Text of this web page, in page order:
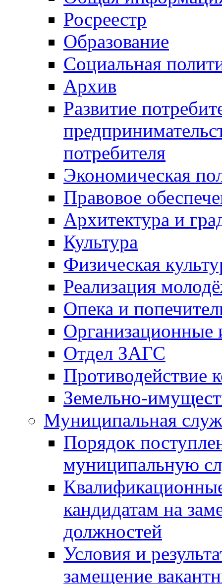
Росреестр
Образование
Социальная
Архив
Развитие
потребителя
Экономическая
Правовое
Архитектура и
Культура
Физическая
Реализация
Опека и
Отдел ЗАГС
Противодействие
Земельно-
Муниципальная
Порядок
муниципальную
кандидатам на
должностей
Условия и
замещение